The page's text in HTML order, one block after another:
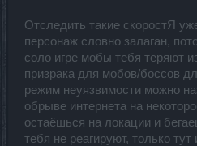
Отследить такие скоростЯ
персонаж словно залаган,
соло игре мобы тебя теряют
призрака для мобов/боссов
режим неуязвимости можно
обрыве интернета на
остаёшься на локации и
тебя не реагируют, только